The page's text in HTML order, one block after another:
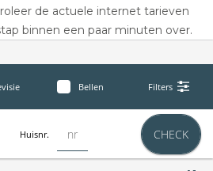
de actuele internet tarieven
binnen een paar minuten over.
Bellen Filters
Huisnr. CHECK